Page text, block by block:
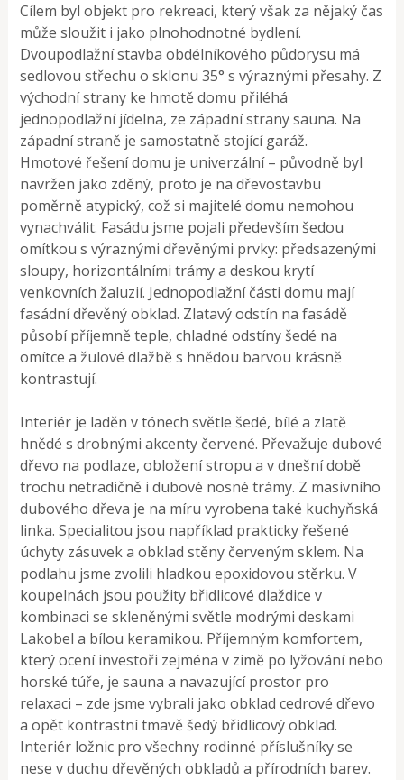
Cílem byl objekt pro rekreaci, který však za nějaký čas
může sloužit i jako plnohodnotné bydlení.
Dvoupodlažní stavba obdélníkového půdorysu má
sedlovou střechu o sklonu 35° s výraznými přesahy. Z
východní strany ke hmotě domu přiléhá
jednopodlažní jídelna, ze západní strany sauna. Na
západní straně je samostatně stojící garáž.
Hmotové řešení domu je univerzální – původně byl
navržen jako zděný, proto je na dřevostavbu
poměrně atypický, což si majitelé domu nemohou
vynachválit. Fasádu jsme pojali především šedou
omítkou s výraznými dřevěnými prvky: předsazenými
sloupy, horizontálními trámy a deskou krytí
venkovních žaluzií. Jednopodlažní části domu mají
fasádní dřevěný obklad. Zlatavý odstín na fasádě
působí příjemně teple, chladné odstíny šedé na
omítce a žulové dlažbě s hnědou barvou krásně
kontrastují.
Interiér je laděn v tónech světle šedé, bílé a zlatě
hnědé s drobnými akcenty červené. Převažuje dubové
dřevo na podlaze, obložení stropu a v dnešní době
trochu netradičně i dubové nosné trámy. Z masivního
dubového dřeva je na míru vyrobena také kuchyňská
linka. Specialitou jsou například prakticky řešené
úchyty zásuvek a obklad stěny červeným sklem. Na
podlahu jsme zvolili hladkou epoxidovou stěrku. V
koupelnách jsou použity břidlicové dlaždice v
kombinaci se skleněnými světle modrými deskami
Lakobel a bílou keramikou. Příjemným komfortem,
který ocení investoři zejména v zimě po lyžování nebo
horské túře, je sauna a navazující prostor pro
relaxaci – zde jsme vybrali jako obklad cedrové dřevo
a opět kontrastní tmavě šedý břidlicový obklad.
Interiér ložnic pro všechny rodinné příslušníky se
nese v duchu dřevěných obkladů a přírodních barev.